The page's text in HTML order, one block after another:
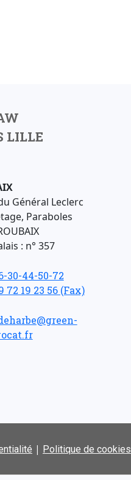
LILLE
Général Leclerc
Paraboles
: n° 357
30-44-50-72
72 19 23 56 (Fax)
| Politique de cookies